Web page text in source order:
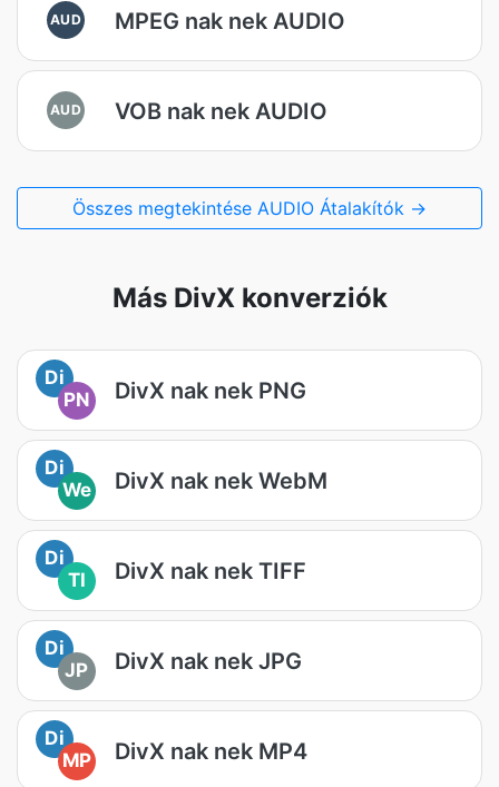
AUD MPEG nak nek AUDIO
AUD VOB nak nek AUDIO
Összes megtekintése AUDIO Átalakítók →
Más DivX konverziók
Di
PN
DivX nak nek PNG
Di
We
DivX nak nek WebM
Di
TI
DivX nak nek TIFF
Di
JP
DivX nak nek JPG
Di
MP
DivX nak nek MP4